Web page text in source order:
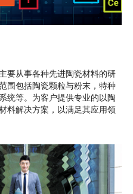
要从事各种先进陶瓷材料的研
围包括陶瓷颗粒与粉末，特种
统等。为客户提供专业的以陶
料解决方案，以满足其应用领